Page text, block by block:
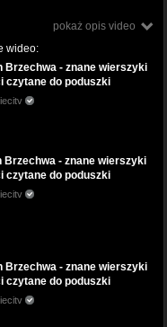
pokaż opis video
wideo:
Brzechwa - znane wierszyki
czytane do poduszki
Brzechwa - znane wierszyki
czytane do poduszki
Brzechwa - znane wierszyki
czytane do poduszki